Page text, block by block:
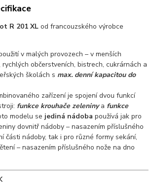
R 201 XL od francouzského výrobce
v malých provozech – v menších
občerstveních, bistrech, cukrárnách a
školách s max. denní kapacitou do
zařízení je spojení dvou funkcí
funkce krouhače zeleninya funkce
modelu se jediná nádoba používá jak pro
dovnitř nádoby – nasazením příslušného
části nádoby, tak i pro různé formy sekání,
– nasazením příslušného nože na dno